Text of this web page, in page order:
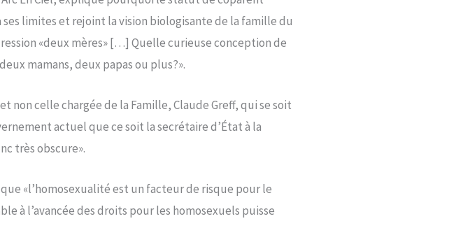
limites et rejoint la vision biologisante de la famille du
«deux mères» […] Quelle curieuse conception de
mamans, deux papas ou plus?».
non celle chargée de la Famille, Claude Greff, qui se soit
actuel que ce soit la secrétaire d’État à la
très obscure».
«l’homosexualité est un facteur de risque pour le
à l’avancée des droits pour les homosexuels puisse